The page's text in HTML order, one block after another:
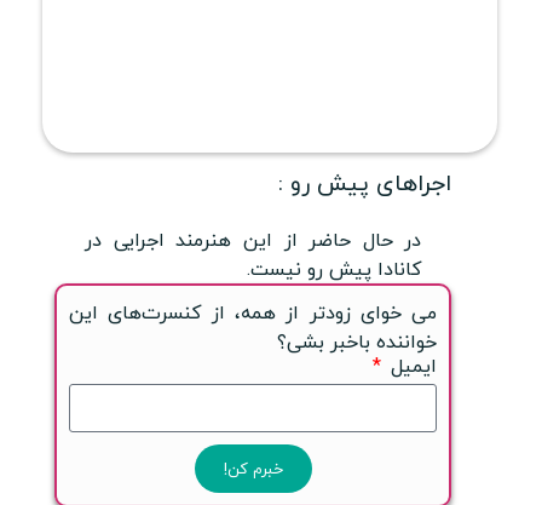
اجراهای پیش رو :
در حال حاضر از این هنرمند اجرایی در
کانادا پیش رو نیست.
می خوای زودتر از همه، از کنسرت‌های این
خواننده باخبر بشی؟
ایمیل
خبرم کن!